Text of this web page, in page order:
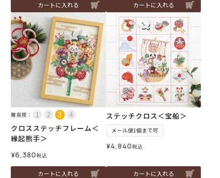
カートに入れる カートに入れる
難易度：
クロスステッチフレーム＜
縁起熊手＞
¥6,380税込
カートに入れる
ステッチクロス＜宝船＞
メール便1個まで可
¥4,840税込
カートに入れる